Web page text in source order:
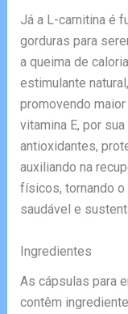
Já a L-carnitina é
gorduras para
a queima de
estimulante
promovendo
vitamina E, por
antioxidantes,
auxiliando na
físicos, tornando
saudável e
Ingredientes
As cápsulas para
contêm